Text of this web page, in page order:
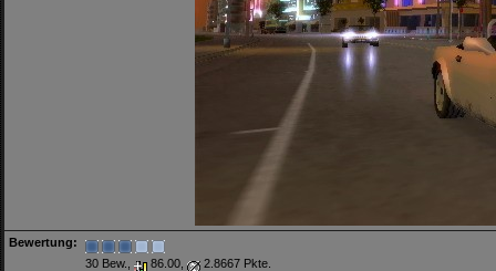
Bewertung:
30 Bew.,
86.00, 2.8667 Pkte.